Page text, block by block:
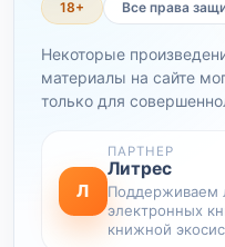
18+ Все права
Некоторые
материалы на сайте
только для
Л
ПАРТНЕР
Литрес
Поддерживаем
электронных
книжной